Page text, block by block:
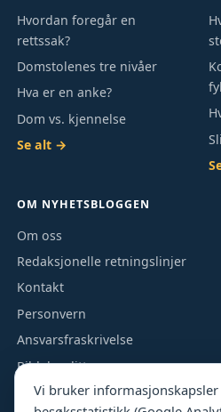
Hvordan foregår en
rettssak?
Domstolenes tre nivåer
Hva er en anke?
Dom vs. kjennelse
Se alt →
OM NYHETSBLOGGEN
Om oss
Redaksjonelle retningslinjer
Kontakt
Personvern
Ansvarsfraskrivelse
Bildekreditt
Vi bruker